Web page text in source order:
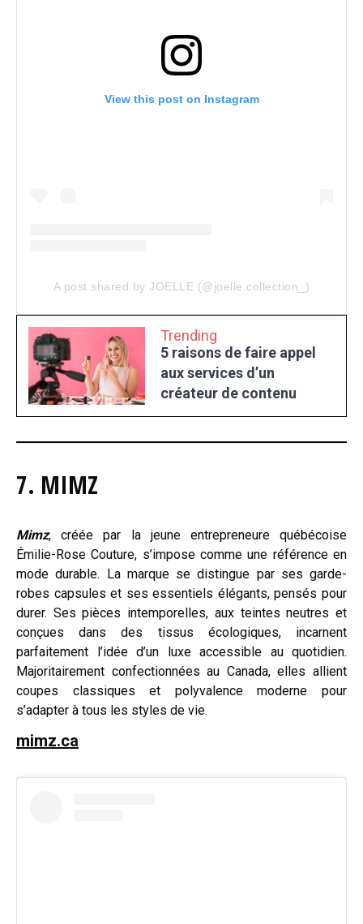
View this post on Instagram
A post shared by JOELLE (@joelle.collection_)
Trending
5 raisons de faire appel
aux services d’un
créateur de contenu
7. MIMZ
Mimz, créée par la jeune entrepreneure québécoise
Émilie-Rose Couture, s’impose comme une référence en
mode durable. La marque se distingue par ses garde-
robes capsules et ses essentiels élégants, pensés pour
durer. Ses pièces intemporelles, aux teintes neutres et
conçues dans des tissus écologiques, incarnent
parfaitement l’idée d’un luxe accessible au quotidien.
Majoritairement confectionnées au Canada, elles allient
coupes classiques et polyvalence moderne pour
s’adapter à tous les styles de vie.
mimz.ca